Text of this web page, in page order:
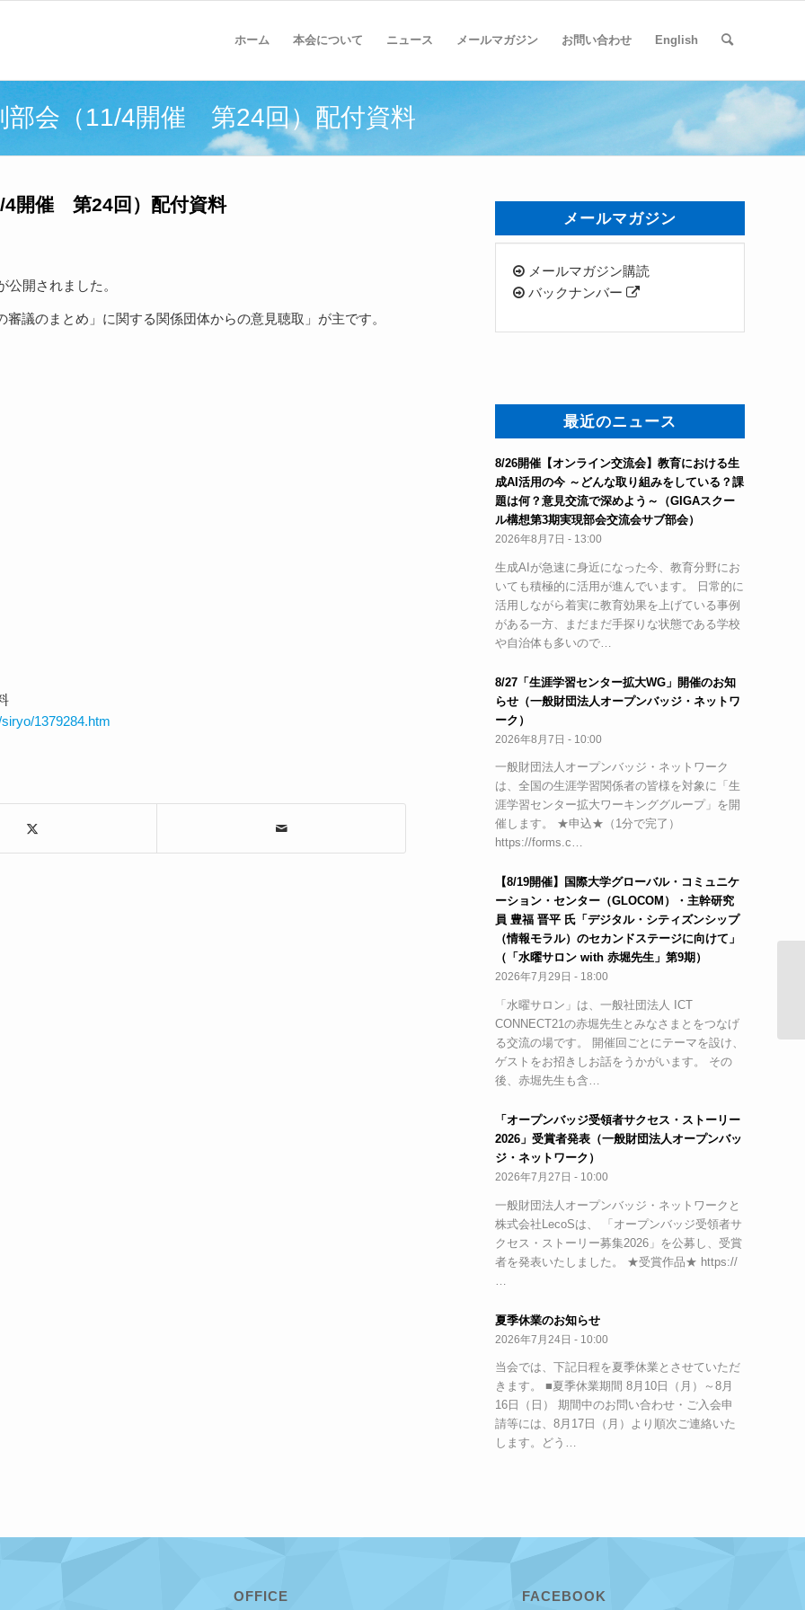
ホーム 本会について ニュース メールマガジン お問い合わせ English
部会（11/4開催 第24回）配付資料
4開催 第24回）配付資料
開されました。
議のまとめ」に関する関係団体からの意見聴取」が主です。
1379284.htm
メールマガジン
メールマガジン購読
バックナンバー
最近のニュース
8/26開催【オンライン交流会】教育における生
成AI活用の今 ～どんな取り組みをしている？課
題は何？意見交流で深めよう～（GIGAスクー
ル構想第3期実現部会交流会サブ部会）
2026年8月7日 - 13:00
生成AIが急速に身近になった今、教育分野にお
いても積極的に活用が進んでいます。 日常的に
活用しながら着実に教育効果を上げている事例
がある一方、まだまだ手探りな状態である学校
や自治体も多いので…
8/27「生涯学習センター拡大WG」開催のお知
らせ（一般財団法人オープンバッジ・ネットワ
ーク）
2026年8月7日 - 10:00
一般財団法人オープンバッジ・ネットワーク
は、全国の生涯学習関係者の皆様を対象に「生
涯学習センター拡大ワーキンググループ」を開
催します。 ★申込★（1分で完了）
https://forms.c…
【8/19開催】国際大学グローバル・コミュニケ
ーション・センター（GLOCOM）・主幹研究
員 豊福 晋平 氏「デジタル・シティズンシップ
（情報モラル）のセカンドステージに向けて」
（「水曜サロン with 赤堀先生」第9期）
2026年7月29日 - 18:00
「水曜サロン」は、一般社団法人 ICT
CONNECT21の赤堀先生とみなさまとをつなげ
る交流の場です。 開催回ごとにテーマを設け、
ゲストをお招きしお話をうかがいます。 その
後、赤堀先生も含…
「オープンバッジ受領者サクセス・ストーリー
2026」受賞者発表（一般財団法人オープンバッ
ジ・ネットワーク）
2026年7月27日 - 10:00
一般財団法人オープンバッジ・ネットワークと
株式会社LecoSは、 「オープンバッジ受領者サ
クセス・ストーリー募集2026」を公募し、受賞
者を発表いたしました。 ★受賞作品★ https://
夏季休業のお知らせ
2026年7月24日 - 10:00
当会では、下記日程を夏季休業とさせていただ
きます。 ■夏季休業期間 8月10日（月）～8月
16日（日） 期間中のお問い合わせ・ご入会申
請等には、8月17日（月）より順次ご連絡いた
します。どう…
OFFICE FACEBOOK